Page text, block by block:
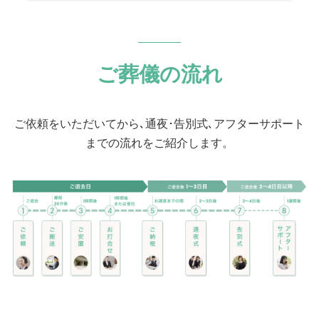
です。 ご急逝される前日まで、持ち前の責任感
から体調がすぐれないのを押してオンライン会
議にご参加された故人様。ご自宅でお亡くなり
は現場検証の立ち合いからお手伝いが始まりま
した。
ご葬儀の流れ
ご依頼をいただいてから､通夜･告別式､アフターサポート
までの流れをご紹介します。